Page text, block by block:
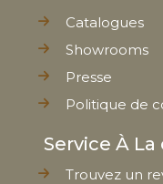
Catalogues
Showrooms
Presse
Politique de
Service À
Trouvez un